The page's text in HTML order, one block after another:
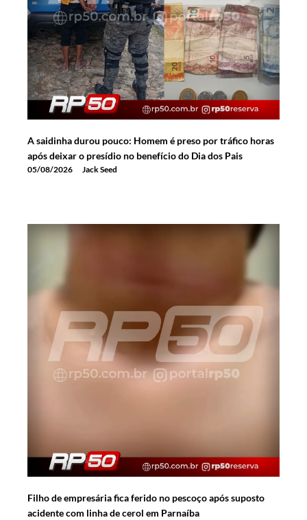
A saidinha durou pouco: Homem é preso por tráfico horas
após deixar o presídio no benefício do Dia dos Pais
05/08/2026 Jack Seed
Filho de empresária fica ferido no pescoço após suposto
acidente com linha de cerol em Parnaíba